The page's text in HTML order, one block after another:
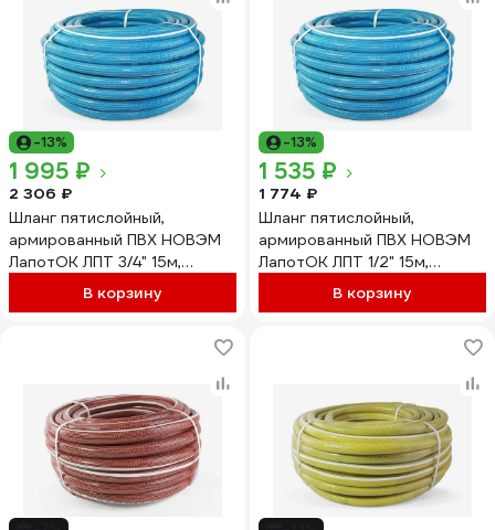
-13%
1 995 ₽
2 306 ₽
Шланг пятислойный,
армированный ПВХ НОВЭМ
ЛапотОК ЛПТ 3/4" 15м,
бирюзовыйВ корзину
-13%
1 535 ₽
1 774 ₽
Шланг пятислойный,
армированный ПВХ НОВЭМ
ЛапотОК ЛПТ 1/2" 15м,
бирюзовыйВ корзину